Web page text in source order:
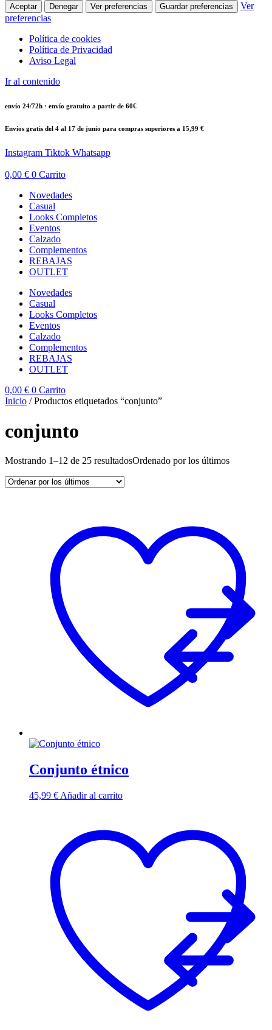
Aceptar Denegar Ver preferencias Guardar preferencias
Ver
preferencias
Política de cookies
Política de Privacidad
Aviso Legal
Ir al contenido
envío 24/72h · envío gratuito a partir de 60€
Envíos gratis del 4 al 17 de junio para compras superiores a 15,99 €
Instagram Tiktok Whatsapp
0,00 € 0 Carrito
Novedades
Casual
Looks Completos
Eventos
Calzado
Complementos
REBAJAS
OUTLET
Novedades
Casual
Looks Completos
Eventos
Calzado
Complementos
REBAJAS
OUTLET
0,00 € 0 Carrito
Inicio / Productos etiquetados “conjunto”
conjunto
Mostrando 1–12 de 25 resultadosOrdenado por los últimos
Conjunto étnico
45,99 € Añadir al carrito